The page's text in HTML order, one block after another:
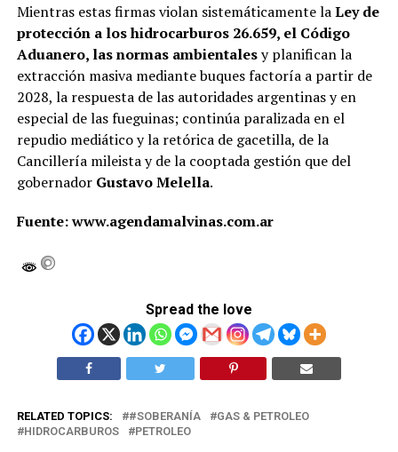
Mientras estas firmas violan sistemáticamente laLey de
protección a los hidrocarburos 26.659, el Código
Aduanero, las normas ambientalesy planifican la
extracción masiva mediante buques factoría a partir de
2028, la respuesta de las autoridades argentinas y en
especial de las fueguinas; continúa paralizada en el
repudio mediático y la retórica de gacetilla, de la
Cancillería mileista y de la cooptada gestión que del
gobernador Gustavo Melella.
Fuente: www.agendamalvinas.com.ar
Spread the love
RELATED TOPICS: #SOBERANÍA
GAS & PETROLEO
HIDROCARBUROS
PETROLEO